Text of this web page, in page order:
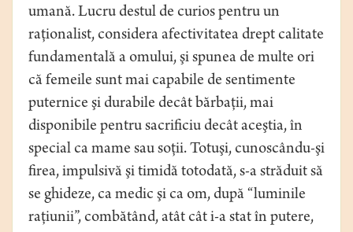
umană. Lucru destul de curios pentru un
raţionalist, considera afectivitatea drept calitate
fundamentală a omului, şi spunea de multe ori
că femeile sunt mai capabile de sentimente
puternice şi durabile decât bărbaţii, mai
disponibile pentru sacrificiu decât aceştia, în
special ca mame sau soţii. Totuşi, cunoscându-şi
firea, impulsivă şi timidă totodată, s-a străduit să
se ghideze, ca medic şi ca om, după “luminile
raţiunii”, combătând, atât cât i-a stat în putere,